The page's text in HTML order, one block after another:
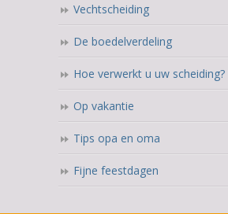
Vechtscheiding
De boedelverdeling
Hoe verwerkt u uw scheiding?
Op vakantie
Tips opa en oma
Fijne feestdagen